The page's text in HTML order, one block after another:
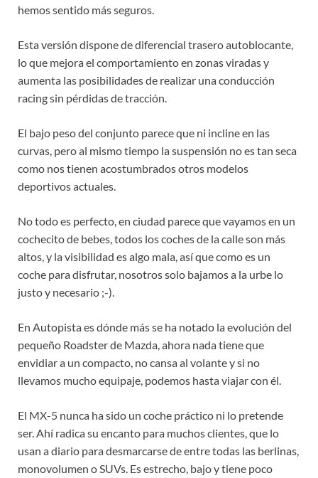
hemos sentido más seguros.
Esta versión dispone de diferencial trasero autoblocante,
lo que mejora el comportamiento en zonas viradas y
aumenta las posibilidades de realizar una conducción
racing sin pérdidas de tracción.
El bajo peso del conjunto parece que ni incline en las
curvas, pero al mismo tiempo la suspensión no es tan seca
como nos tienen acostumbrados otros modelos
deportivos actuales.
No todo es perfecto, en ciudad parece que vayamos en un
cochecito de bebes, todos los coches de la calle son más
altos, y la visibilidad es algo mala, así que como es un
coche para disfrutar, nosotros solo bajamos a la urbe lo
justo y necesario ;-).
En Autopista es dónde más se ha notado la evolución del
pequeño Roadster de Mazda, ahora nada tiene que
envidiar a un compacto, no cansa al volante y si no
llevamos mucho equipaje, podemos hasta viajar con él.
El MX-5 nunca ha sido un coche práctico ni lo pretende
ser. Ahí radica su encanto para muchos clientes, que lo
usan a diario para desmarcarse de entre todas las berlinas,
monovolumen o SUVs. Es estrecho, bajo y tiene poco